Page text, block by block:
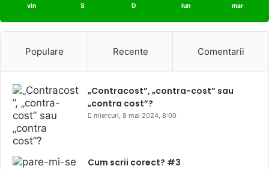
vin S D lun mar
Populare Recente Comentarii
„Contracost”, „contra-cost” sau
„contra cost”?
miercuri, 8 mai 2024, 8:00
Cum scrii corect? #3